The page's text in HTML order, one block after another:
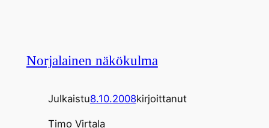
Norjalainen näkökulma
Julkaistu8.10.2008kirjoittanut
Timo Virtala